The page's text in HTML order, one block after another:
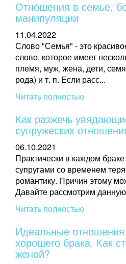
Отношения в семье,
манипуляции
11.04.2022
Слово "Семья" - это
слово, которое имеет
племя, муж, жена, дети,
рода) и т. п. Если расс...
Читать полностью
Как разжечь
супружеских
06.10.2021
Практически в каждом
супругами со временем
романтику. Причин этому
Давайте рассмотрим данную
Читать полностью
Идеальные
хорошего брака. Как
женой?